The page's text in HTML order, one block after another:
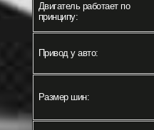
Двигатель работает по
принципу:
Привод у авто:
Размер шин: